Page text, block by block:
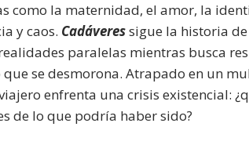
como la maternidad, el amor, la
y caos. Cadáveressigue la historia
paralelas mientras busca
se desmorona. Atrapado en un
enfrenta una crisis existencial:
de lo que podría haber sido?